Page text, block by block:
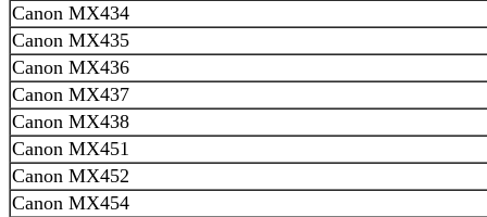
Canon MX434
Canon MX435
Canon MX436
Canon MX437
Canon MX438
Canon MX451
Canon MX452
Canon MX454